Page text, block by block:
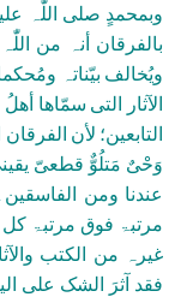
وبمحمدٍ صلی اللّٰہ
بالفرقان أنہ من
ویُخالف بیّناتہ
الآثار التی سمّاها
التابعین؛ لأن
وَحْیٌ مَتلُوٌّ قطعیّ
عندنا ومن
مرتبۃ فوق مرتبۃ
غیرہ من الکتب
فقد آثرَ الشک علی